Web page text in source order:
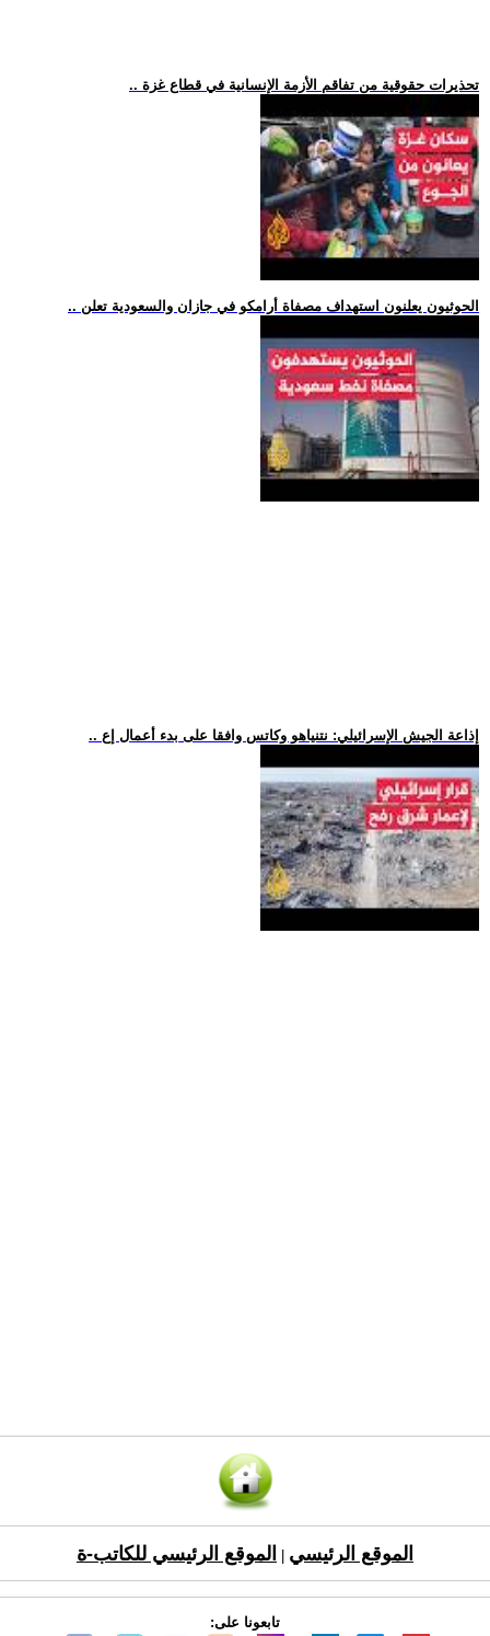
.. تحذيرات حقوقية من تفاقم الأزمة الإنسانية في قطاع غزة
.. الحوثيون يعلنون استهداف مصفاة أرامكو في جازان والسعودية تعلن
.. إذاعة الجيش الإسرائيلي: نتنياهو وكاتس وافقا على بدء أعمال إع
الموقع الرئيسي الموقع الرئيسي للكاتب-ة
تابعونا على: